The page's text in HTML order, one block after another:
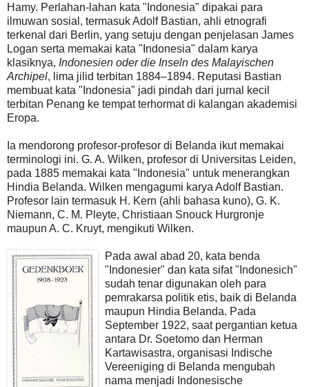
Hamy. Perlahan-lahan kata "Indonesia" dipakai para
ilmuwan sosial, termasuk Adolf Bastian, ahli etnografi
terkenal dari Berlin, yang setuju dengan penjelasan James
Logan serta memakai kata "Indonesia" dalam karya
klasiknya, Indonesien oder die Inseln des Malayischen
Archipel, lima jilid terbitan 1884–1894. Reputasi Bastian
membuat kata "Indonesia" jadi pindah dari jurnal kecil
terbitan Penang ke tempat terhormat di kalangan akademisi
Eropa.
Ia mendorong profesor-profesor di Belanda ikut memakai
terminologi ini. G. A. Wilken, profesor di Universitas Leiden,
pada 1885 memakai kata "Indonesia" untuk menerangkan
Hindia Belanda. Wilken mengagumi karya Adolf Bastian.
Profesor lain termasuk H. Kern (ahli bahasa kuno), G. K.
Niemann, C. M. Pleyte, Christiaan Snouck Hurgronje
maupun A. C. Kruyt, mengikuti Wilken.
Pada awal abad 20, kata benda
"Indonesier" dan kata sifat "Indonesich"
sudah tenar digunakan oleh para
pemrakarsa politik etis, baik di Belanda
maupun Hindia Belanda. Pada
September 1922, saat pergantian ketua
antara Dr. Soetomo dan Herman
Kartawisastra, organisasi Indische
Vereeniging di Belanda mengubah
nama menjadi Indonesische